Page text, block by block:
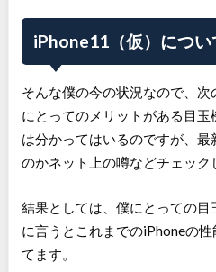
iPhone11（仮）につい
そんな僕の今の状況なので、
にとってのメリットがある目玉
は分かってはいるのですが、
のかネット上の噂などチェック
結果としては、僕にとっての
に言うとこれまでのiPhoneの
てます。